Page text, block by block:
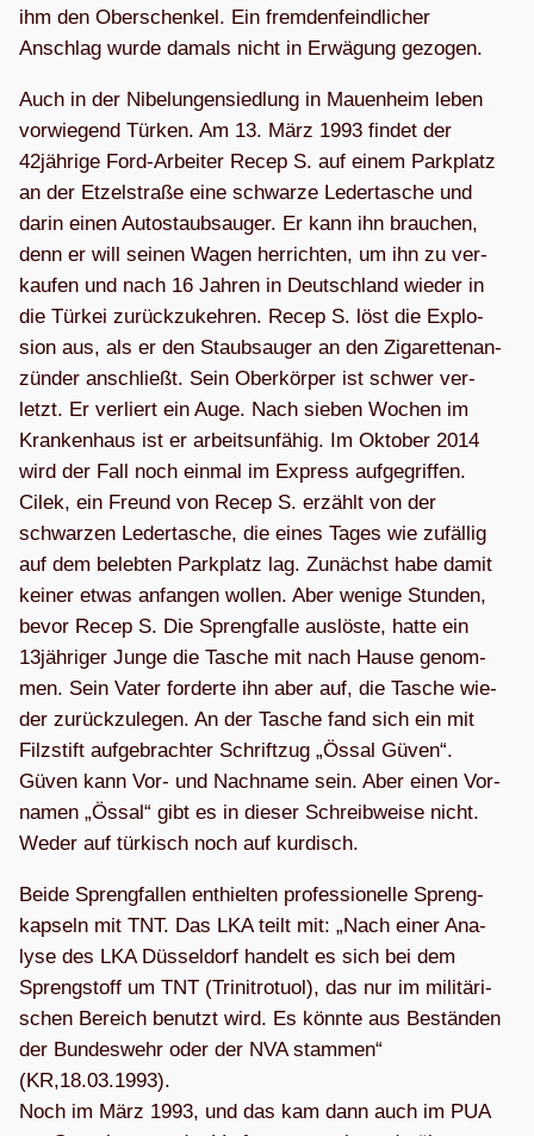
ihm den Ober­schen­kel. Ein frem­den­feind­li­cher
Anschlag wurde damals nicht in Erwä­gung gezogen.
Auch in der Nibe­lun­gen­sied­lung in Mau­en­heim leben
vor­wie­gend Tür­ken. Am 13. März 1993 fin­det der
42jährige Ford-Arbei­ter Recep S. auf einem Park­platz
an der Etzel­straße eine schwarze Leder­ta­sche und
darin einen Auto­staub­sauger. Er kann ihn brau­chen,
denn er will sei­nen Wagen her­rich­ten, um ihn zu ver­
kau­fen und nach 16 Jah­ren in Deutsch­land wie­der in
die Tür­kei zurück­zu­keh­ren. Recep S. löst die Explo­
sion aus, als er den Staub­sauger an den Ziga­ret­ten­an­
zün­der anschließt. Sein Ober­kör­per ist schwer ver­
letzt. Er ver­liert ein Auge. Nach sie­ben Wochen im
Kran­ken­haus ist er arbeits­un­fä­hig. Im Okto­ber 2014
wird der Fall noch ein­mal im Express auf­ge­grif­fen.
Cilek, ein Freund von Recep S. erzählt von der
schwar­zen Leder­ta­sche, die eines Tages wie zufäl­lig
auf dem beleb­ten Park­platz lag. Zunächst habe damit
kei­ner etwas anfan­gen wol­len. Aber wenige Stun­den,
bevor Recep S. Die Spreng­falle aus­löste, hatte ein
13jähriger Junge die Tasche mit nach Hause genom­
men. Sein Vater for­derte ihn aber auf, die Tasche wie­
der zurück­zu­le­gen. An der Tasche fand sich ein mit
Filz­stift auf­ge­brach­ter Schrift­zug „Össal Güven“.
Güven kann Vor- und Nach­name sein. Aber einen Vor­
na­men „Össal“ gibt es in die­ser Schreib­weise nicht.
Weder auf tür­kisch noch auf kurdisch.
Beide Spreng­fal­len ent­hiel­ten pro­fes­sio­nelle Spreng­
kap­seln mit TNT. Das LKA teilt mit: „Nach einer Ana­
lyse des LKA Düs­sel­dorf han­delt es sich bei dem
Spreng­stoff um TNT (Tri­ni­tro­tuol), das nur im mili­tä­ri­
schen Bereich benutzt wird. Es könnte aus Bestän­den
der Bun­des­wehr oder der NVA stam­men“
(KR,18.03.1993).
Noch im März 1993, und das kam dann auch im PUA